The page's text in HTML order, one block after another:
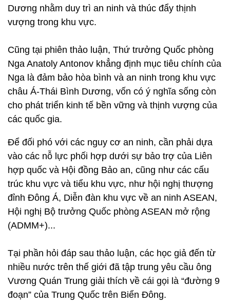
Dương nhằm duy trì an ninh và thúc đẩy thịnh
vượng trong khu vực.
Cũng tại phiên thảo luận, Thứ trưởng Quốc phòng
Nga Anatoly Antonov khẳng định mục tiêu chính của
Nga là đảm bảo hòa bình và an ninh trong khu vực
châu Á-Thái Bình Dương, vốn có ý nghĩa sống còn
cho phát triển kinh tế bền vững và thịnh vượng của
các quốc gia.
Để đối phó với các nguy cơ an ninh, cần phải dựa
vào các nỗ lực phối hợp dưới sự bảo trợ của Liên
hợp quốc và Hội đồng Bảo an, cũng như các cấu
trúc khu vực và tiểu khu vực, như hội nghị thượng
đỉnh Đông Á, Diễn đàn khu vực về an ninh ASEAN,
Hội nghị Bộ trưởng Quốc phòng ASEAN mở rộng
(ADMM+)...
Tại phần hỏi đáp sau thảo luận, các học giả đến từ
nhiều nước trên thế giới đã tập trung yêu cầu ông
Vương Quán Trung giải thích về cái gọi là “đường 9
đoạn” của Trung Quốc trên Biển Đông.